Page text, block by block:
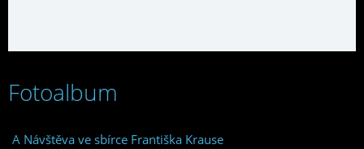
Fotoalbum
A Návštěva ve sbírce Františka Krause